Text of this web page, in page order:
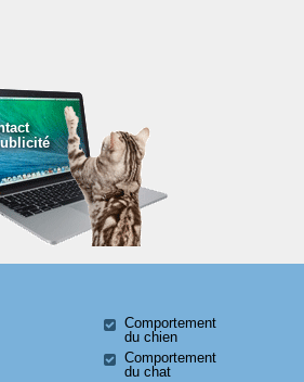
Comportement
du chien
Comportement
du chat